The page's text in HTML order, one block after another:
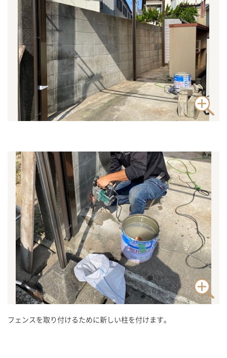
フェンスを取り付けるために新しい柱を付けます。